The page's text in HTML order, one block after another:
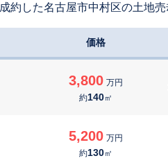
約した名古屋市中村区の土地
価格
3,800 万円
約140㎡
5,200 万円
約130㎡